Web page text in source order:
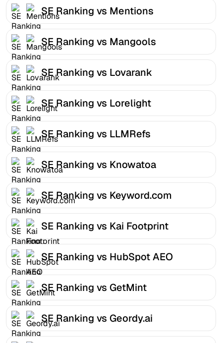
SE Ranking vs Mentions
SE Ranking vs Mangools
SE Ranking vs Lovarank
SE Ranking vs Lorelight
SE Ranking vs LLMRefs
SE Ranking vs Knowatoa
SE Ranking vs Keyword.com
SE Ranking vs Kai Footprint
SE Ranking vs HubSpot AEO
SE Ranking vs GetMint
SE Ranking vs Geordy.ai